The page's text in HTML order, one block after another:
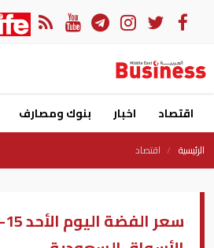
اقتصاد اخبار بنوك ومصارف
الرئيسية اقتصاد